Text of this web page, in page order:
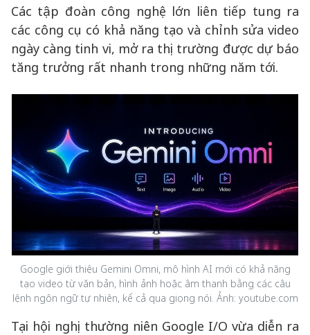
Các tập đoàn công nghệ lớn liên tiếp tung ra
các công cụ có khả năng tạo và chỉnh sửa video
ngày càng tinh vi, mở ra thị trường được dự báo
tăng trưởng rất nhanh trong những năm tới.
Google giới thiệu Gemini Omni, mô hình AI mới có khả năng
tạo video từ văn bản, hình ảnh hoặc âm thanh bằng các câu
lệnh ngôn ngữ tự nhiên, kể cả qua giọng nói. Ảnh: youtube.com
Tại hội nghị thường niên Google I/O vừa diễn ra